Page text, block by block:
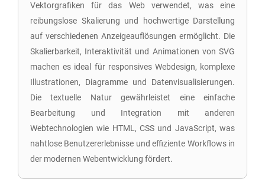
Vektorgrafiken für das Web verwendet, was eine
reibungslose Skalierung und hochwertige Darstellung
auf verschiedenen Anzeigeauflösungen ermöglicht. Die
Skalierbarkeit, Interaktivität und Animationen von SVG
machen es ideal für responsives Webdesign, komplexe
Illustrationen, Diagramme und Datenvisualisierungen.
Die textuelle Natur gewährleistet eine einfache
Bearbeitung und Integration mit anderen
Webtechnologien wie HTML, CSS und JavaScript, was
nahtlose Benutzererlebnisse und effiziente Workflows in
der modernen Webentwicklung fördert.